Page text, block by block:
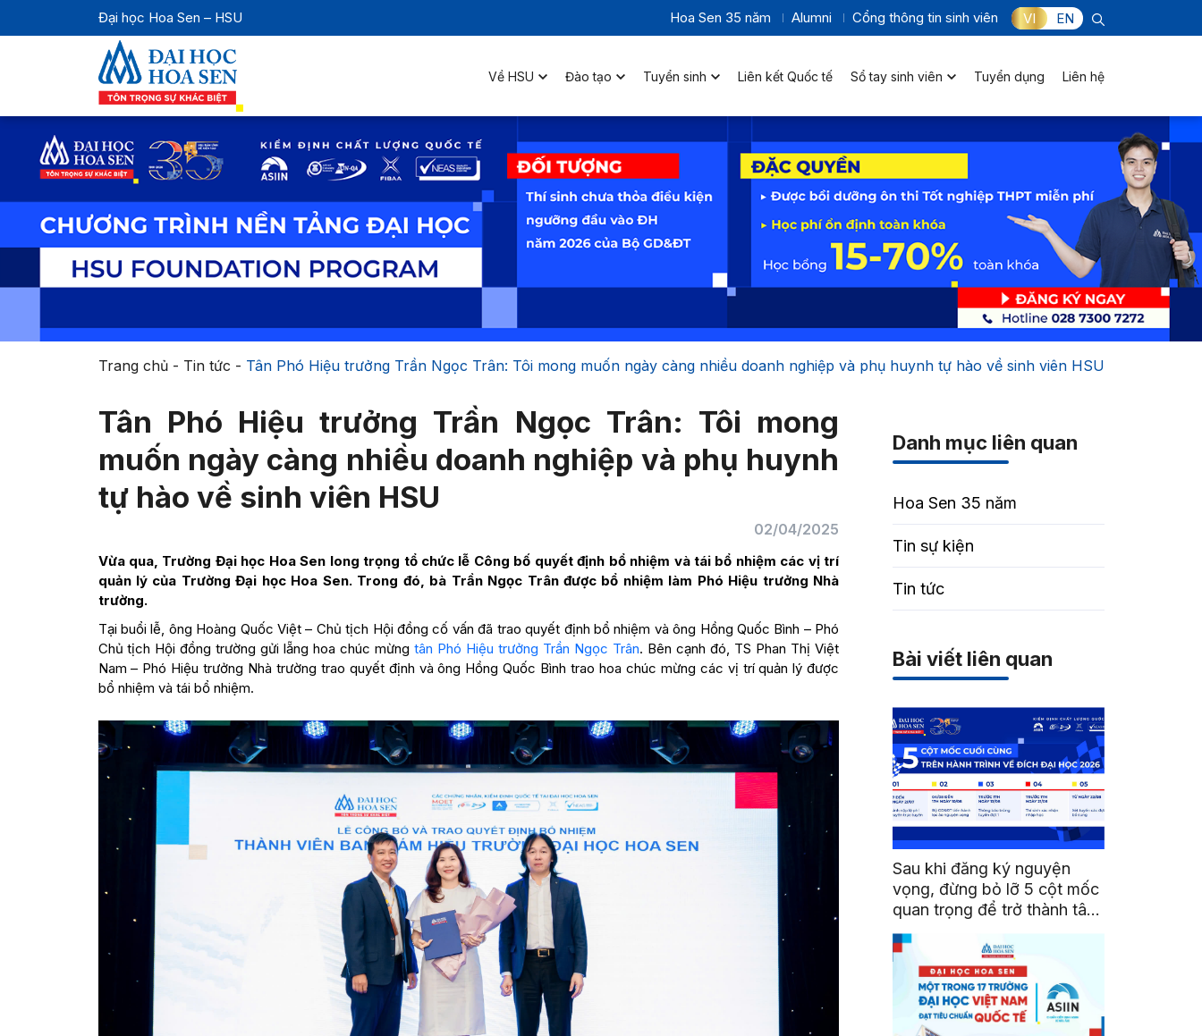
Đại học Hoa Sen – HSU Hoa Sen 35 năm Alumni Cổng thông tin sinh viên VI EN
Về HSU Đào tạo Tuyển sinh Liên kết Quốc tế Sổ tay sinh viên Tuyển dụng Liên hệ
Trang chủ- Tin tức - Tân Phó Hiệu trưởng Trần Ngọc Trân: Tôi mong muốn ngày càng nhiều doanh nghiệp và phụ huynh tự hào về sinh viên HSU
Tân Phó Hiệu trưởng Trần Ngọc Trân: Tôi mong
muốn ngày càng nhiều doanh nghiệp và phụ huynh
tự hào về sinh viên HSU
02/04/2025
Vừa qua, Trường Đại học Hoa Sen long trọng tổ chức lễ Công bố quyết định bổ nhiệm và tái bổ nhiệm các vị trí
quản lý của Trường Đại học Hoa Sen. Trong đó, bà Trần Ngọc Trân được bổ nhiệm làm Phó Hiệu trưởng Nhà
trường.
Tại buổi lễ, ông Hoàng Quốc Việt – Chủ tịch Hội đồng cố vấn đã trao quyết định bổ nhiệm và ông Hồng Quốc Bình – Phó
Chủ tịch Hội đồng trường gửi lẵng hoa chúc mừngtân Phó Hiệu trưởng Trần Ngọc Trân. Bên cạnh đó, TS Phan Thị Việt
Nam – Phó Hiệu trưởng Nhà trường trao quyết định và ông Hồng Quốc Bình trao hoa chúc mừng các vị trí quản lý được
bổ nhiệm và tái bổ nhiệm.
Danh mục liên quan
Hoa Sen 35 năm
Tin sự kiện
Tin tức
Bài viết liên quan
Sau khi đăng ký nguyện
vọng, đừng bỏ lỡ 5 cột mốc
quan trọng để trở thành tân
sinh viên HSU